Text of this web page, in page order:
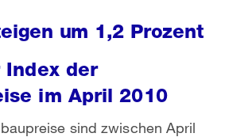
um 1,2 Prozent
Index der
im April 2010
sind zwischen April